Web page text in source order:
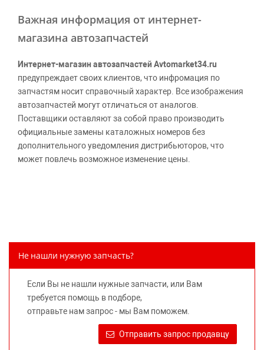
Важная информация от интернет-
магазина автозапчастей
Интернет-магазин автозапчастей Avtomarket34.ru
предупреждает своих клиентов, что инфромация по
запчастям носит справочный характер. Все изображения
автозапчастей могут отличаться от аналогов.
Поставщики оставляют за собой право производить
официальные замены каталожных номеров без
дополнительного уведомления дистрибьюторов, что
может повлечь возможное изменение цены.
предлагаемых к продаже запасных частей для
правообладателей указанных товарных знаков.
Требование предоставлять покупателю необходимую и
достоверную информацию о товаре, предлагаемом к
продаже, обеспечивающую возможность их правильного
выбора возложено на продавца (изготовителя) Законом
Не нашли нужную запчасть?
Если Вы не нашли нужные запчасти, или Вам
требуется помощь в подборе,
отправьте нам запрос - мы Вам поможем.
Отправить запрос продавцу